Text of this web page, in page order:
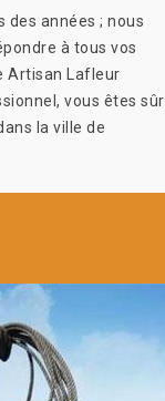
années ; nous
à tous vos
Artisan Lafleur
vous êtes sûr
la ville de